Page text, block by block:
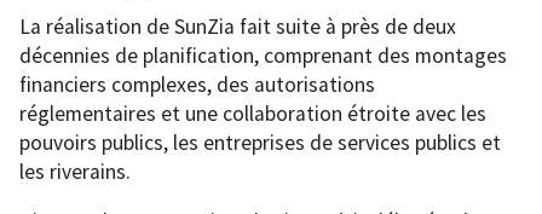
La réalisation de SunZia fait suite à près de deux
décennies de planification, comprenant des montages
financiers complexes, des autorisations
réglementaires et une collaboration étroite avec les
pouvoirs publics, les entreprises de services publics et
les riverains.